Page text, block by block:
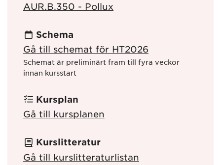
AUR.B.350 - Pollux
Schema
Gå till schemat för HT2026
Schemat är preliminärt fram till fyra veckor
innan kursstart
Kursplan
Gå till kursplanen
Kurslitteratur
Gå till kurslitteraturlistan